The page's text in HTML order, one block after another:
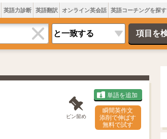
英語力診断 英語翻訳 オンライン英会話 英語コーチングを探す
ピン留め
単語を追加
瞬間英作文
添削で伸ばす
無料で試す